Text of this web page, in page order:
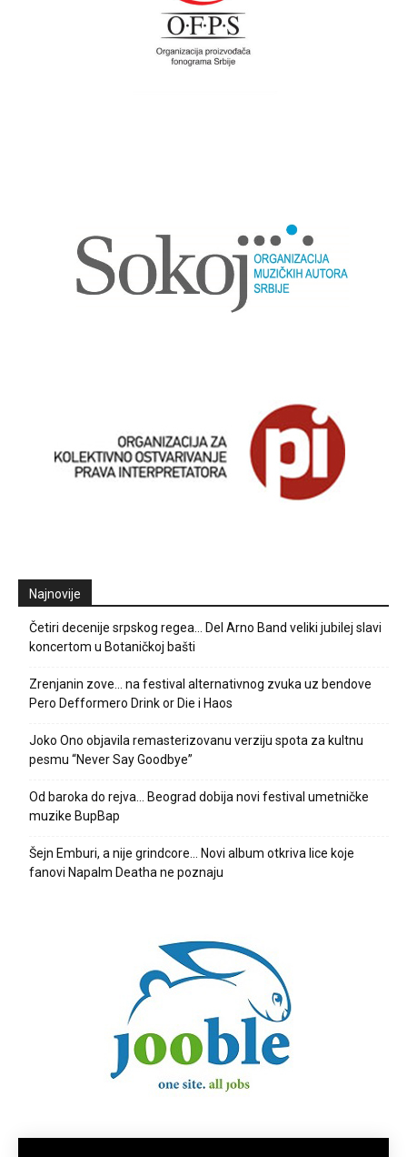
Najnovije
Četiri decenije srpskog regea… Del Arno Band veliki jubilej slavi
koncertom u Botaničkoj bašti
Zrenjanin zove… na festival alternativnog zvuka uz bendove
Pero Defformero Drink or Die i Haos
Joko Ono objavila remasterizovanu verziju spota za kultnu
pesmu “Never Say Goodbye”
Od baroka do rejva… Beograd dobija novi festival umetničke
muzike BupBap
Šejn Emburi, a nije grindcore… Novi album otkriva lice koje
fanovi Napalm Deatha ne poznaju